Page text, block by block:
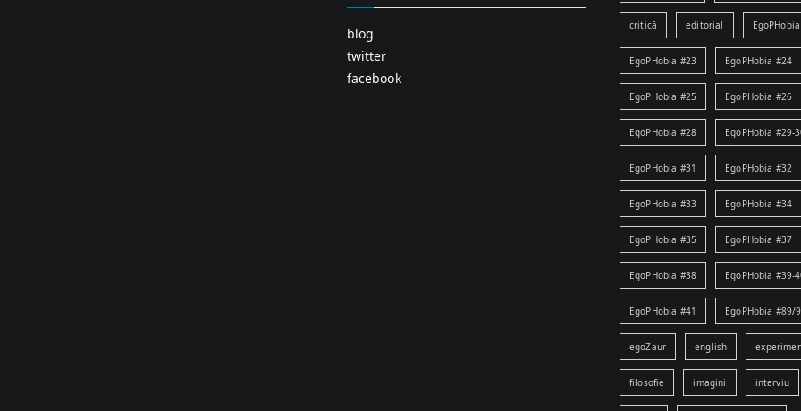
blog
twitter
facebook
critică editorial
EgoPHobia #23 EgoPHobia #24
EgoPHobia #25 EgoPHobia #26
EgoPHobia #28 EgoPHobia #29-
EgoPHobia #31 EgoPHobia #32
EgoPHobia #33 EgoPHobia #34
EgoPHobia #35 EgoPHobia #37
EgoPHobia #38 EgoPHobia #39-
EgoPHobia #41 EgoPHobia #89/
egoZaur english
filosofie imagini interviu